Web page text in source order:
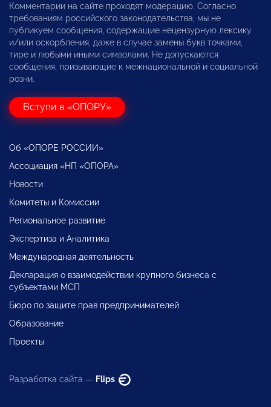
Комментарии на сайте проходят модерацию. Согласно
требованиям российского законодательства, мы не
публикуем сообщения, содержащие нецензурную лексику
и/или оскорбления, даже в случае замены букв точками,
тире и любыми иными символами. Не допускаются
сообщения, призывающие к межнациональной и социальной
розни.
Вступи в «ОПОРУ»
Об «ОПОРЕ РОССИИ»
Ассоциация «НП «ОПОРА»
Новости
Комитеты и Комиссии
Региональное развитие
Экспертиза и Аналитика
Международная деятельность
Декларация о взаимодействии крупного бизнеса с
субъектами МСП
Бюро по защите прав предпринимателей
Образование
Проекты
Разработка сайта — Flips